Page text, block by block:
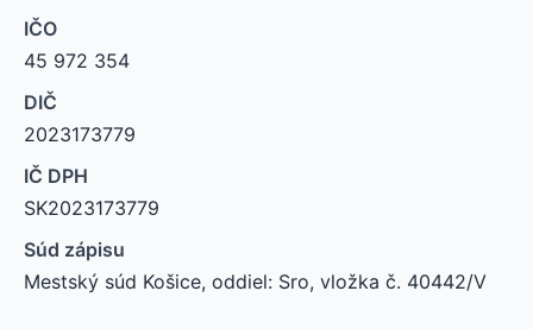
IČO
45 972 354
DIČ
2023173779
IČ DPH
SK2023173779
Súd zápisu
Mestský súd Košice, oddiel: Sro, vložka č. 40442/V